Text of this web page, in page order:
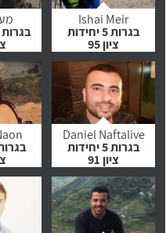
Ishai Meir
בגרות 5 יחידות
ציון 95
לחץ לצפייה
בהמלצה
בגרות
Daniel Naftalive
בגרות 5 יחידות
ציון 91
לחץ לצפייה
בהמלצה
בגרות 5